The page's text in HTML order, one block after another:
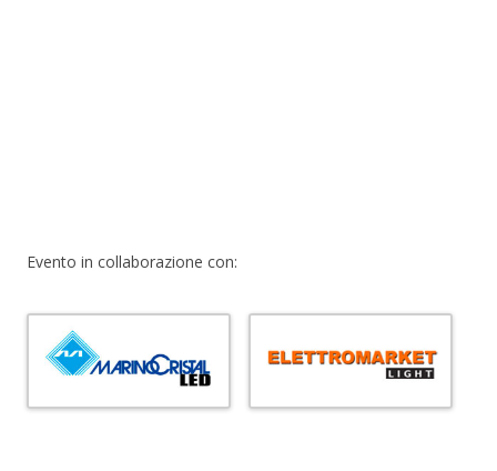
Evento in collaborazione con: